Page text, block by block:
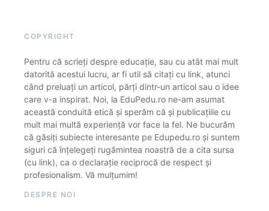
COPYRIGHT
Pentru că scrieți despre educație, sau cu atât mai mult
datorită acestui lucru, ar fi util să citați cu link, atunci
când preluați un articol, părți dintr-un articol sau o idee
care v-a inspirat. Noi, la EduPedu.ro ne-am asumat
această conduită etică și sperăm că și publicațiile cu
mult mai multă experiență vor face la fel. Ne bucurăm
că găsiți subiecte interesante pe Edupedu.ro și suntem
siguri că înțelegeți rugămintea noastră de a cita sursa
(cu link), ca o declarație reciprocă de respect și
profesionalism. Vă mulțumim!
DESPRE NOI